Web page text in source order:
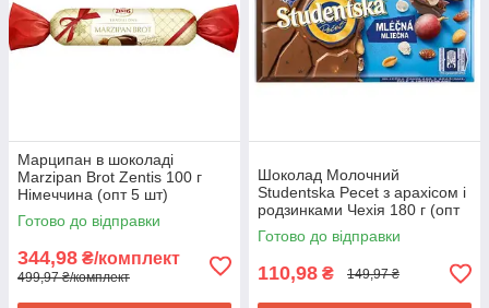
Марципан в шоколаді
Marzipan Brot Zentis 100 г
Німеччина (опт 5 шт)
Готово до відправки
344,98 ₴/комплект
499,97 ₴/комплект
Шоколад Молочний
Studentska Pecet з арахісом і
родзинками Чехія 180 г (опт
5 шт)
Готово до відправки
110,98 ₴ 149,97 ₴